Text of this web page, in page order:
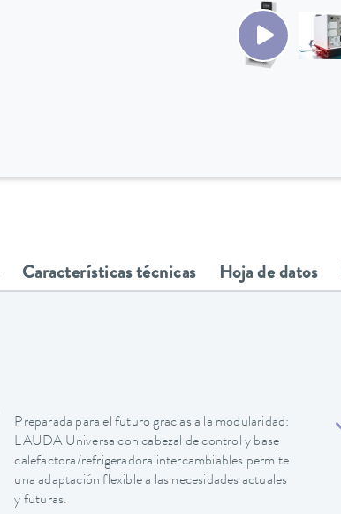
Características técnicas Hoja de datos
Preparada para el futuro gracias a la modularidad:
LAUDA Universa con cabezal de control y base
calefactora/refrigeradora intercambiables permite
una adaptación flexible a las necesidades actuales
y futuras.